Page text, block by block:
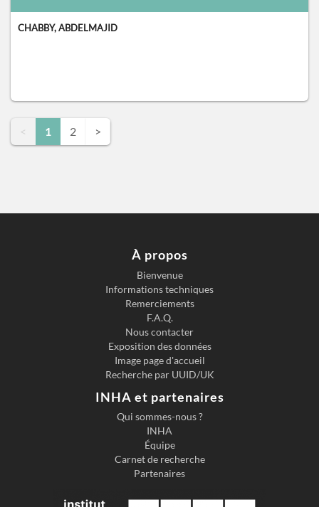
CHABBY, ABDELMAJID
< 1 2 >
À propos
Bienvenue
Informations techniques
Remerciements
F.A.Q.
Nous contacter
Exposition des données
Image page d'accueil
Recherche par UUID/UK
INHA et partenaires
Qui sommes-nous ?
INHA
Équipe
Carnet de recherche
Partenaires